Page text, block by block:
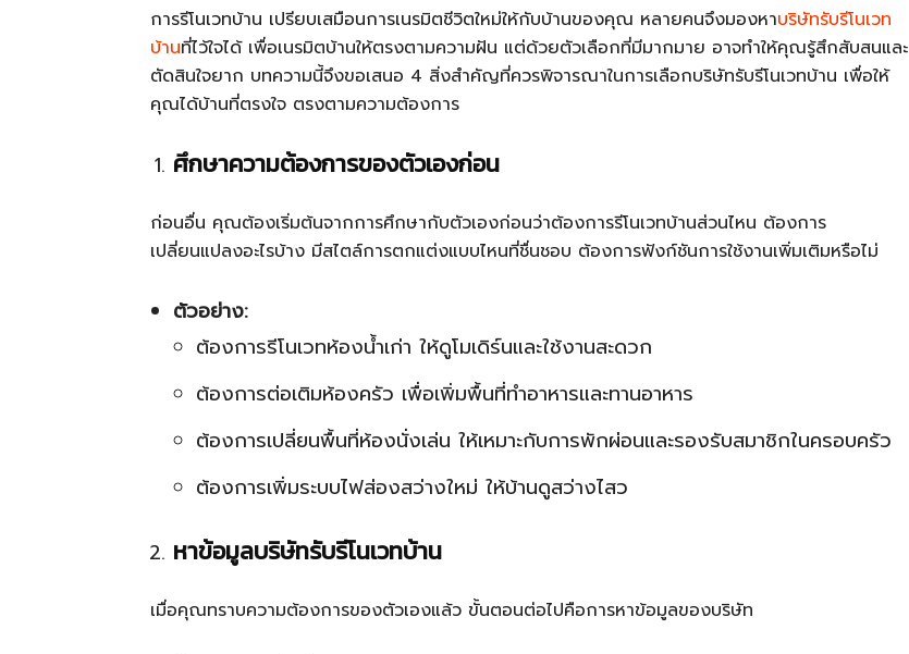
ไทย
การรีโนเวทบ้าน เปรียบเสมือนการเนรมิตชีวิตใหม่ให้กับบ้านของคุณ หลายคนจึงมองหาบริษัทรับรีโนเวท
บ้านที่ไว้ใจได้ เพื่อเนรมิตบ้านให้ตรงตามความฝัน แต่ด้วยตัวเลือกที่มีมากมาย อาจทำให้คุณรู้สึกสับสนและ
ตัดสินใจยาก บทความนี้จึงขอเสนอ 4 สิ่งสำคัญที่ควรพิจารณาในการเลือกบริษัทรับรีโนเวทบ้าน เพื่อให้
คุณได้บ้านที่ตรงใจ ตรงตามความต้องการ
ศึกษาความต้องการของตัวเองก่อน
ก่อนอื่น คุณต้องเริ่มต้นจากการศึกษากับตัวเองก่อนว่าต้องการรีโนเวทบ้านส่วนไหน ต้องการ
เปลี่ยนแปลงอะไรบ้าง มีสไตล์การตกแต่งแบบไหนที่ชื่นชอบ ต้องการฟังก์ชันการใช้งานเพิ่มเติมหรือไม่
ตัวอย่าง:
ต้องการรีโนเวทห้องน้ำเก่า ให้ดูโมเดิร์นและใช้งานสะดวก
ต้องการต่อเติมห้องครัว เพื่อเพิ่มพื้นที่ทำอาหารและทานอาหาร
ต้องการเปลี่ยนพื้นที่ห้องนั่งเล่น ให้เหมาะกับการพักผ่อนและรองรับสมาชิกในครอบครัว
ต้องการเพิ่มระบบไฟส่องสว่างใหม่ ให้บ้านดูสว่างไสว
หาข้อมูลบริษัทรับรีโนเวทบ้าน
เมื่อคุณทราบความต้องการของตัวเองแล้ว ขั้นตอนต่อไปคือการหาข้อมูลของบริษัท